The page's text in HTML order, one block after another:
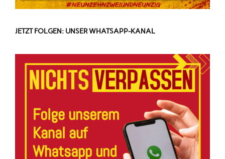
JETZT FOLGEN: UNSER WHATSAPP-KANAL